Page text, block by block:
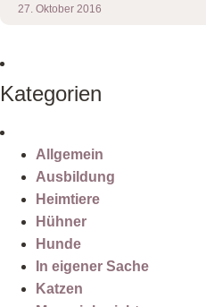
27. Oktober 2016
Kategorien
Allgemein
Ausbildung
Heimtiere
Hühner
Hunde
In eigener Sache
Katzen